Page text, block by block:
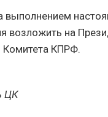
выполнением
возложить на
Комитета КПРФ.
ЦК